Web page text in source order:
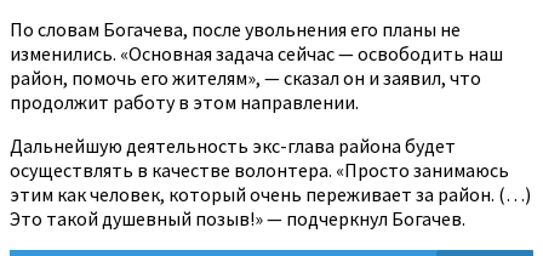
По словам Богачева, после увольнения его планы не
изменились. «Основная задача сейчас — освободить наш
район, помочь его жителям», — сказал он и заявил, что
продолжит работу в этом направлении.
Дальнейшую деятельность экс-глава района будет
осуществлять в качестве волонтера. «Просто занимаюсь
этим как человек, который очень переживает за район. (…)
Это такой душевный позыв!» — подчеркнул Богачев.